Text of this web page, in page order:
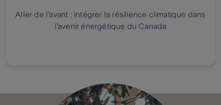
Aller de l’avant : intégrer la résilience climatique dans
l’avenir énergétique du Canada